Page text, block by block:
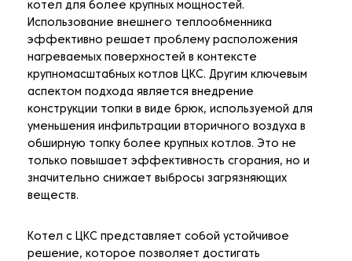
котел для более крупных мощностей.
Использование внешнего теплообменника
эффективно решает проблему расположения
нагреваемых поверхностей в контексте
крупномасштабных котлов ЦКС. Другим ключевым
аспектом подхода является внедрение
конструкции топки в виде брюк, используемой для
уменьшения инфильтрации вторичного воздуха в
обширную топку более крупных котлов. Это не
только повышает эффективность сгорания, но и
значительно снижает выбросы загрязняющих
веществ.
Котел с ЦКС представляет собой устойчивое
решение, которое позволяет достигать